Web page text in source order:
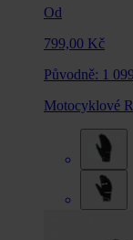
Od
799,00 Kč
Původně: 1
Motocyklové